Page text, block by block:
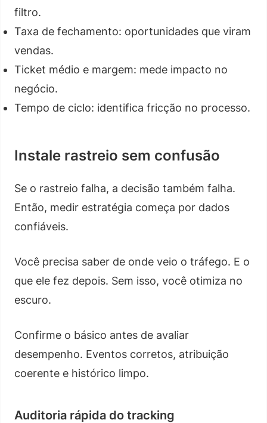
filtro.
Taxa de fechamento: oportunidades que viram
vendas.
Ticket médio e margem: mede impacto no
negócio.
Tempo de ciclo: identifica fricção no processo.
Instale rastreio sem confusão
Se o rastreio falha, a decisão também falha.
Então, medir estratégia começa por dados
confiáveis.
Você precisa saber de onde veio o tráfego. E o
que ele fez depois. Sem isso, você otimiza no
escuro.
Confirme o básico antes de avaliar
desempenho. Eventos corretos, atribuição
coerente e histórico limpo.
Auditoria rápida do tracking